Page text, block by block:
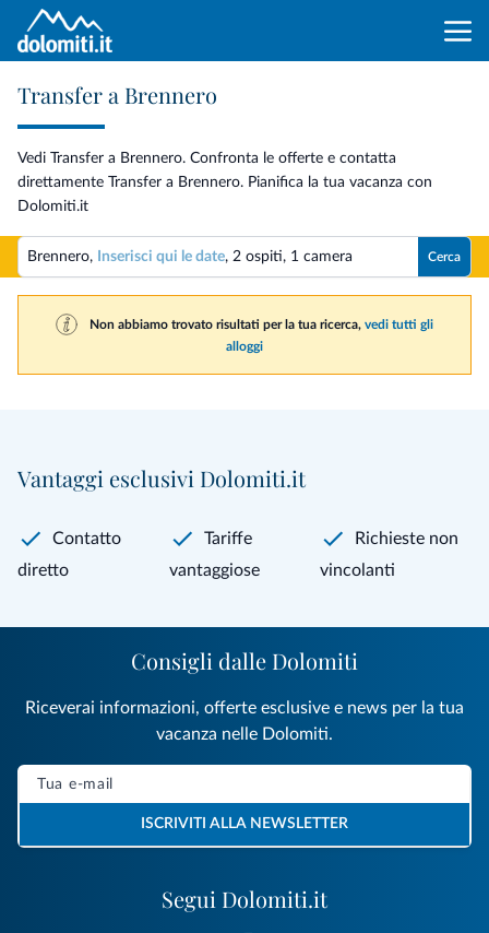
Transfer a Brennero
Vedi Transfer a Brennero. Confronta le offerte e contatta
direttamente Transfer a Brennero. Pianifica la tua vacanza con
Dolomiti.it
Brennero, Inserisci qui le date, 2 ospiti, 1 camera Cerca
Non abbiamo trovato risultati per la tua ricerca, vedi tutti gli
alloggi
Vantaggi esclusivi Dolomiti.it
Contatto
diretto
Tariffe
vantaggiose
Richieste non
vincolanti
Segui Dolomiti.it
Consigli dalle Dolomiti
Riceverai informazioni, offerte esclusive e news per la tua
vacanza nelle Dolomiti.
ISCRIVITI ALLA NEWSLETTER